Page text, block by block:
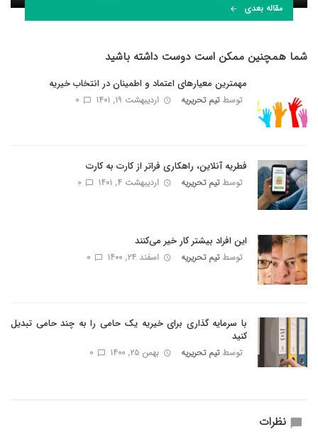
مقاله بعدی
شما همچنین ممکن است دوست داشته باشید
مهمترین معیارهای اعتماد و اطمینان در انتخاب خیریه
توسطتیم تحریریه اردیبهشت ۱۹, ۱۴۰۱ 0
فطریه آنلاین، راهکاری فراتر از کارت به کارت
توسطتیم تحریریه اردیبهشت ۴, ۱۴۰۱ 0
این افراد بیشتر کار خیر می‌کنند
توسطتیم تحریریه اسفند ۲۴, ۱۴۰۰ 0
با سرمایه گذاری برای خیریه یک حامی را به چند حامی تبدیل
کنید
توسطتیم تحریریه بهمن ۲۵, ۱۴۰۰ 0
نظرات